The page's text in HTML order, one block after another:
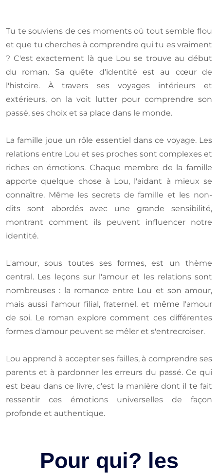
Tu te souviens de ces moments où tout semble flou
et que tu cherches à comprendre qui tu es vraiment
? C'est exactement là que Lou se trouve au début
du roman. Sa quête d'identité est au cœur de
l'histoire. À travers ses voyages intérieurs et
extérieurs, on la voit lutter pour comprendre son
passé, ses choix et sa place dans le monde.
La famille joue un rôle essentiel dans ce voyage. Les
relations entre Lou et ses proches sont complexes et
riches en émotions. Chaque membre de la famille
apporte quelque chose à Lou, l'aidant à mieux se
connaître. Même les secrets de famille et les non-
dits sont abordés avec une grande sensibilité,
montrant comment ils peuvent influencer notre
identité.
L'amour, sous toutes ses formes, est un thème
central. Les leçons sur l'amour et les relations sont
nombreuses : la romance entre Lou et son amour,
mais aussi l'amour filial, fraternel, et même l'amour
de soi. Le roman explore comment ces différentes
formes d'amour peuvent se mêler et s'entrecroiser.
Lou apprend à accepter ses failles, à comprendre ses
parents et à pardonner les erreurs du passé. Ce qui
est beau dans ce livre, c'est la manière dont il te fait
ressentir ces émotions universelles de façon
profonde et authentique.
Pour qui? les